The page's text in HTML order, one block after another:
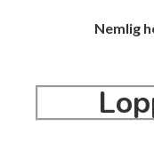
Nemlig